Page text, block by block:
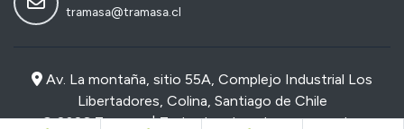
tramasa@tramasa.cl
Av. La montaña, sitio 55A, Complejo Industrial Los
Libertadores, Colina, Santiago de Chile
© 2026 Tramasa | Todos los derechos reservados